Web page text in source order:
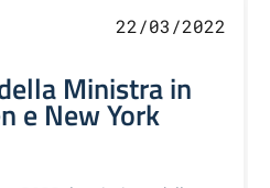
22/03/2022
Ministra in
e New York